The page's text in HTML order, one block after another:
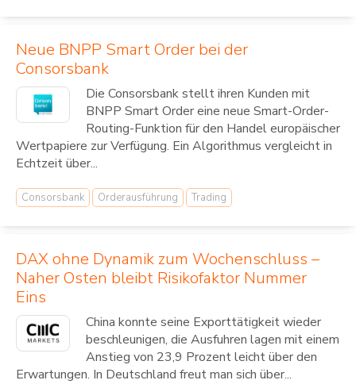
Neue BNPP Smart Order bei der
Consorsbank
Die Consorsbank stellt ihren Kunden mit
BNPP Smart Order eine neue Smart-Order-
Routing-Funktion für den Handel europäischer
Wertpapiere zur Verfügung. Ein Algorithmus vergleicht in
Echtzeit über...
Consorsbank Orderausführung Trading
DAX ohne Dynamik zum Wochenschluss –
Naher Osten bleibt Risikofaktor Nummer
Eins
China konnte seine Exporttätigkeit wieder
beschleunigen, die Ausfuhren lagen mit einem
Anstieg von 23,9 Prozent leicht über den
Erwartungen. In Deutschland freut man sich über...